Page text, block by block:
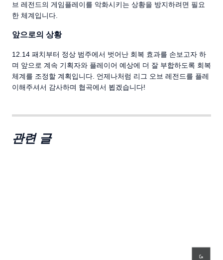
브 레전드의 게임플레이를 악화시키는 상황을 방지하려면 필요
한 체계입니다.
앞으로의 상황
12.14 패치부터 정상 범주에서 벗어난 회복 효과를 손보고자 하
며 앞으로 계속 기획자와 플레이어 예상에 더 잘 부합하도록 회복
체계를 조정할 계획입니다. 언제나처럼 리그 오브 레전드를 플레
이해주셔서 감사하며 협곡에서 뵙겠습니다!
관련 글